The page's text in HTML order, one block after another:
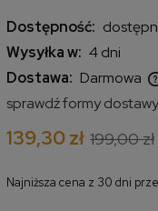
Dostępność:
Wysyłka w: 4 dni
Dostawa: Darmowa
Cena nie
sprawdź formy dostawy
139,30 zł 199,00 zł
Najniższa cena z 30 dni